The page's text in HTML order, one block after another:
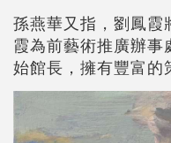
孫燕華又指，劉鳳霞
霞為前藝術推廣辦事
始館長，擁有豐富的